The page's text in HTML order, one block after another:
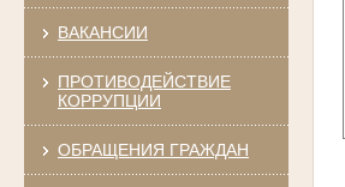
ВАКАНСИИ
ПРОТИВОДЕЙСТВИЕ
КОРРУПЦИИ
ОБРАЩЕНИЯ ГРАЖДАН